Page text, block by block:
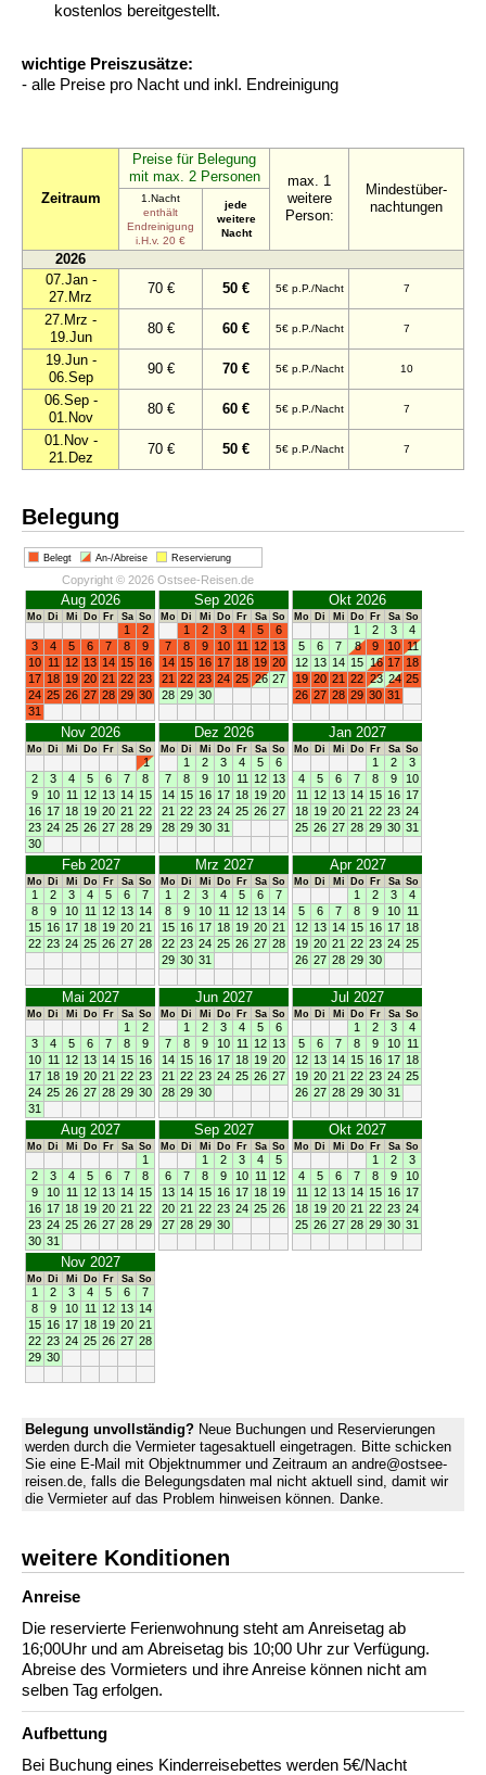
kostenlos bereitgestellt.
wichtige Preiszusätze:
- alle Preise pro Nacht und inkl. Endreinigung
Zeitraum
Preise für Belegung
mit max. 2 Personen
max. 1
weitere
Person:
Mindestüber-
nachtungen
1.Nacht
enthält
Endreinigung
i.H.v. 20 €
jede
weitere
Nacht
2026
07.Jan -
27.Mrz
70 € 50 € 5€ p.P./Nacht 7
27.Mrz -
19.Jun
80 € 60 € 5€ p.P./Nacht 7
19.Jun -
06.Sep
90 € 70 € 5€ p.P./Nacht 10
06.Sep -
01.Nov
80 € 60 € 5€ p.P./Nacht 7
01.Nov -
21.Dez
70 € 50 € 5€ p.P./Nacht 7
Belegung
Belegt An-/Abreise Reservierung
Copyright © 2026 Ostsee-Reisen.de
Aug 2026
Mo Di Mi Do Fr Sa So
1
2
3
4 5 6 7 8
9
10 11 12 13 14 15 16
17 18 19 20 21 22 23
24 25 26 27 28 29 30
31
Sep 2026
Mo Di Mi Do Fr Sa So
1 2 3 4 5
6
7
8 9 10 11 12 13
14 15 16 17 18 19 20
21 22 23 24 25 26 27
28 29 30
Okt 2026
Mo Di Mi Do Fr Sa So
1 2 3
4
5
6 7 8 9 10 11
12 13 14 15 16 17 18
19 20 21 22 23 24 25
26 27 28 29 30 31
Nov 2026
Mo Di Mi Do Fr Sa So
1
2
3 4 5 6 7
8
9
10 11 12 13 14 15
16 17 18 19 20 21 22
23 24 25 26 27 28 29
30
Dez 2026
Mo Di Mi Do Fr Sa So
1 2 3 4 5
6
7
8 9 10 11 12 13
14 15 16 17 18 19 20
21 22 23 24 25 26 27
28 29 30 31
Jan 2027
Mo Di Mi Do Fr Sa So
1 2
3
4
5 6 7 8 9
10
11
12 13 14 15 16 17
18 19 20 21 22 23 24
25 26 27 28 29 30 31
Feb 2027
Mo Di Mi Do Fr Sa So
1 2 3 4 5 6
7
8
9 10 11 12 13 14
15 16 17 18 19 20 21
22 23 24 25 26 27 28
Mrz 2027
Mo Di Mi Do Fr Sa So
1 2 3 4 5 6
7
8
9 10 11 12 13 14
15 16 17 18 19 20 21
22 23 24 25 26 27 28
29 30 31
Apr 2027
Mo Di Mi Do Fr Sa So
1 2 3
4
5
6 7 8 9 10 11
12 13 14 15 16 17 18
19 20 21 22 23 24 25
26 27 28 29 30
Mai 2027
Mo Di Mi Do Fr Sa So
1
2
3
4 5 6 7 8
9
10 11 12 13 14 15 16
17 18 19 20 21 22 23
24 25 26 27 28 29 30
31
Jun 2027
Mo Di Mi Do Fr Sa So
1 2 3 4 5
6
7
8 9 10 11 12 13
14 15 16 17 18 19 20
21 22 23 24 25 26 27
28 29 30
Jul 2027
Mo Di Mi Do Fr Sa So
1 2 3
4
5
6 7 8 9 10 11
12 13 14 15 16 17 18
19 20 21 22 23 24 25
26 27 28 29 30 31
Aug 2027
Mo Di Mi Do Fr Sa So
1
2
3 4 5 6 7
8
9
10 11 12 13 14 15
16 17 18 19 20 21 22
23 24 25 26 27 28 29
30 31
Sep 2027
Mo Di Mi Do Fr Sa So
1 2 3 4
5
6
7 8 9 10 11
12
13 14 15 16 17 18 19
20 21 22 23 24 25 26
27 28 29 30
Okt 2027
Mo Di Mi Do Fr Sa So
1 2
3
4
5 6 7 8 9
10
11
12 13 14 15 16 17
18 19 20 21 22 23 24
25 26 27 28 29 30 31
Nov 2027
Mo Di Mi Do Fr Sa So
1 2 3 4 5 6
7
8
9 10 11 12 13 14
15 16 17 18 19 20 21
22 23 24 25 26 27 28
29 30
Belegung unvollständig? Neue Buchungen und Reservierungen
werden durch die Vermieter tagesaktuell eingetragen. Bitte schicken
Sie eine E-Mail mit Objektnummer und Zeitraum an andre@ostsee-
reisen.de, falls die Belegungsdaten mal nicht aktuell sind, damit wir
die Vermieter auf das Problem hinweisen können. Danke.
weitere Konditionen
Anreise
Die reservierte Ferienwohnung steht am Anreisetag ab
16;00Uhr und am Abreisetag bis 10;00 Uhr zur Verfügung.
Abreise des Vormieters und ihre Anreise können nicht am
selben Tag erfolgen.
Aufbettung
Bei Buchung eines Kinderreisebettes werden 5€/Nacht